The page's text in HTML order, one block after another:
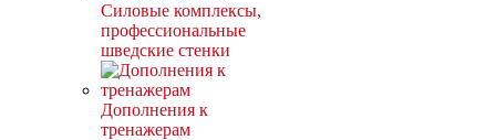
Силовые комплексы,
профессиональные
шведские стенки
Дополнения к
тренажерам